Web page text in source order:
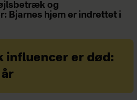
og
Bjarnes hjem er indrettet i
influencer er død: